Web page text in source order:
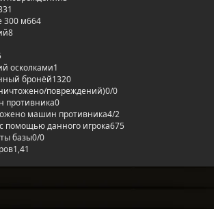
300 м664
8
осколками1
бронёй1320
повреждений)0/0
противника0
машин противника4/2
помощью данного игрока675
базы0/0
1,41